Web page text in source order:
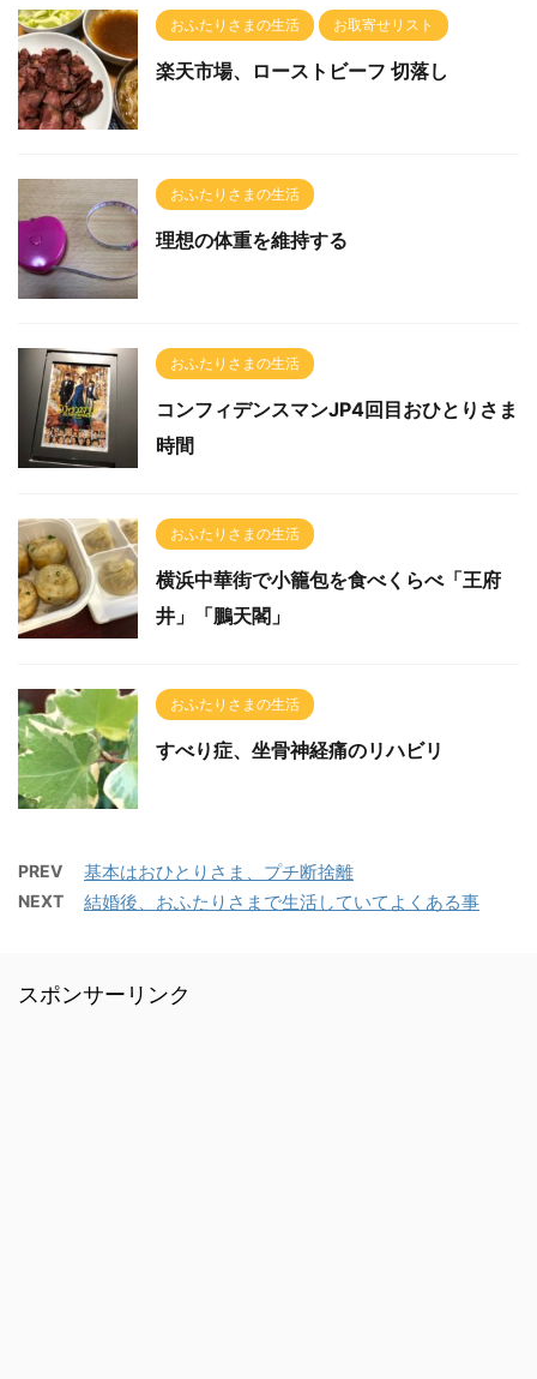
おふたりさまの生活 お取寄せリスト
楽天市場、ローストビーフ 切落し
おふたりさまの生活
理想の体重を維持する
おふたりさまの生活
コンフィデンスマンJP4回目おひとりさま
時間
おふたりさまの生活
横浜中華街で小籠包を食べくらべ「王府
井」「鵬天閣」
おふたりさまの生活
すべり症、坐骨神経痛のリハビリ
PREV 基本はおひとりさま、プチ断捨離
NEXT 結婚後、おふたりさまで生活していてよくある事
スポンサーリンク